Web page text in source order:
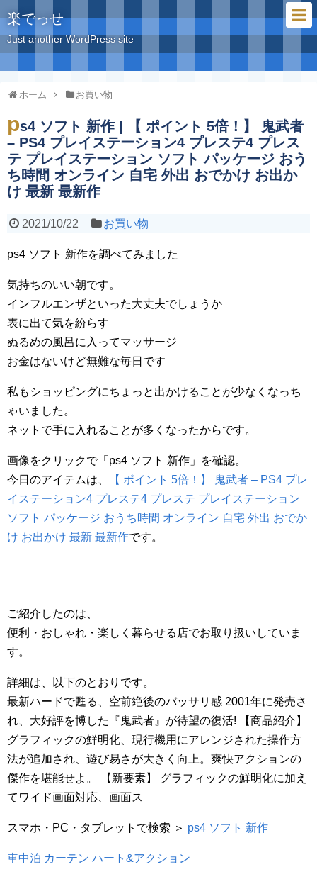
楽でっせ
Just another WordPress site
ホーム お買い物
ps4 ソフト 新作 | 【 ポイント 5倍！】 鬼武者
– PS4 プレイステーション4 プレステ4 プレス
テ プレイステーション ソフト パッケージ おう
ち時間 オンライン 自宅 外出 おでかけ お出か
け 最新 最新作
2021/10/22 お買い物
ps4 ソフト 新作を調べてみました
気持ちのいい朝です。
インフルエンザといった大丈夫でしょうか
表に出て気を紛らす
ぬるめの風呂に入ってマッサージ
お金はないけど無難な毎日です
私もショッピングにちょっと出かけることが少なくなっち
ゃいました。
ネットで手に入れることが多くなったからです。
画像をクリックで「ps4 ソフト 新作」を確認。
今日のアイテムは、
【 ポイント 5倍！】 鬼武者 – PS4 プレ
イステーション4 プレステ4 プレステ プレイステーション
ソフト パッケージ おうち時間 オンライン 自宅 外出 おでか
け お出かけ 最新 最新作です。
ご紹介したのは、
便利・おしゃれ・楽しく暮らせる店でお取り扱いしていま
す。
詳細は、以下のとおりです。
最新ハードで甦る、空前絶後のバッサリ感 2001年に発売さ
れ、大好評を博した『鬼武者』が待望の復活! 【商品紹介】
グラフィックの鮮明化、現行機用にアレンジされた操作方
法が追加され、遊び易さが大きく向上。爽快アクションの
傑作を堪能せよ。 【新要素】 グラフィックの鮮明化に加え
てワイド画面対応、画面ス
スマホ・PC・タブレットで検索 ＞ ps4 ソフト 新作
車中泊 カーテン ハート&アクション